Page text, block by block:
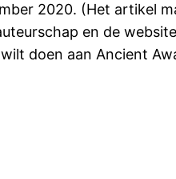
2020. (Het artikel
en de
doen aan Ancient